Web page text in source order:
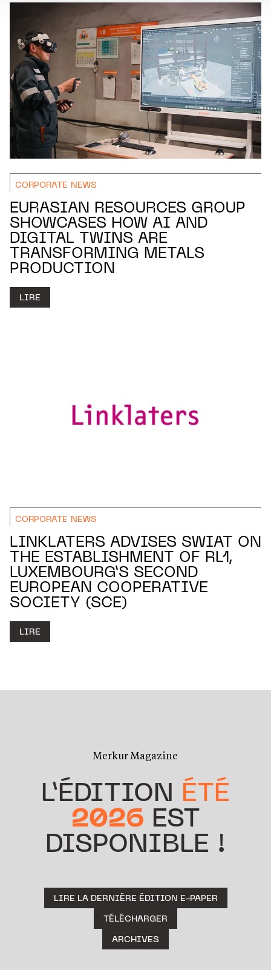
CORPORATE NEWS
EURASIAN RESOURCES GROUP
SHOWCASES HOW AI AND
DIGITAL TWINS ARE
TRANSFORMING METALS
PRODUCTION
LIRE
CORPORATE NEWS
LINKLATERS ADVISES SWIAT ON
THE ESTABLISHMENT OF RL1,
LUXEMBOURG’S SECOND
EUROPEAN COOPERATIVE
SOCIETY (SCE)
LIRE
Merkur Magazine
L’ÉDITION ÉTÉ
2026 EST
DISPONIBLE !
LIRE LA DERNIÈRE ÉDITION E-PAPER
TÉLÉCHARGER
ARCHIVES